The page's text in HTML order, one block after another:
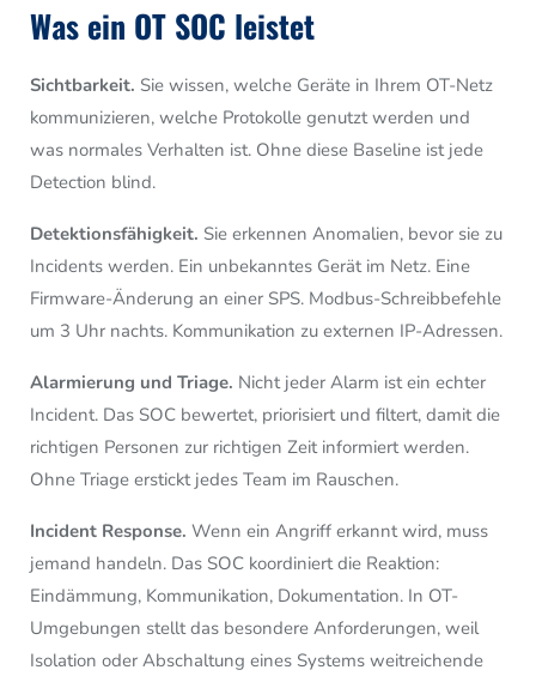
Was ein OT SOC leistet
Sichtbarkeit. Sie wissen, welche Geräte in Ihrem OT-Netz
kommunizieren, welche Protokolle genutzt werden und
was normales Verhalten ist. Ohne diese Baseline ist jede
Detection blind.
Detektionsfähigkeit. Sie erkennen Anomalien, bevor sie zu
Incidents werden. Ein unbekanntes Gerät im Netz. Eine
Firmware-Änderung an einer SPS. Modbus-Schreibbefehle
um 3 Uhr nachts. Kommunikation zu externen IP-Adressen.
Alarmierung und Triage. Nicht jeder Alarm ist ein echter
Incident. Das SOC bewertet, priorisiert und filtert, damit die
richtigen Personen zur richtigen Zeit informiert werden.
Ohne Triage erstickt jedes Team im Rauschen.
Incident Response. Wenn ein Angriff erkannt wird, muss
jemand handeln. Das SOC koordiniert die Reaktion:
Eindämmung, Kommunikation, Dokumentation. In OT-
Umgebungen stellt das besondere Anforderungen, weil
Isolation oder Abschaltung eines Systems weitreichende